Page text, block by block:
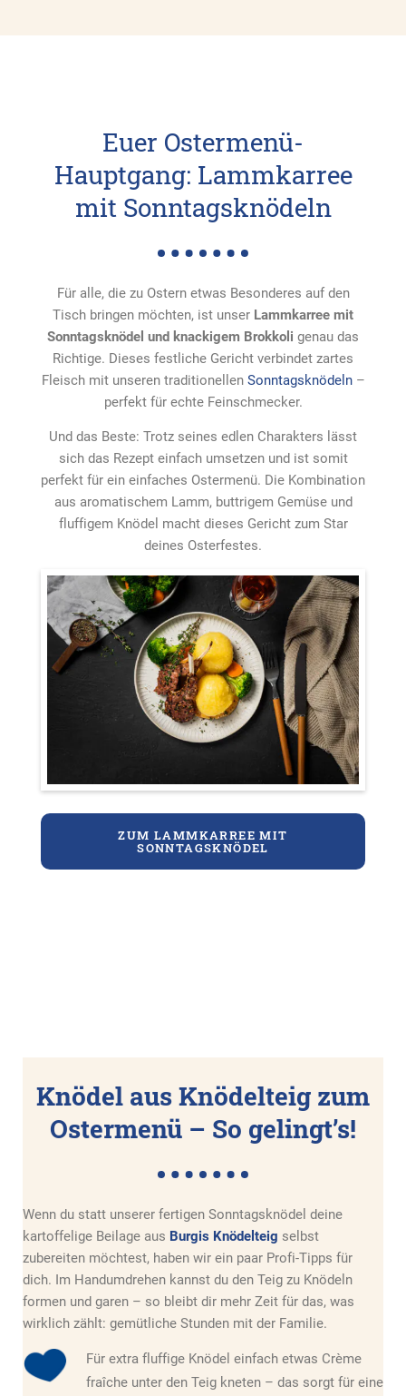
Euer Ostermenü-
Hauptgang: Lammkarree
mit Sonntagsknödeln
Für alle, die zu Ostern etwas Besonderes auf den
Tisch bringen möchten, ist unser Lammkarree mit
Sonntagsknödel und knackigem Brokkoli genau das
Richtige. Dieses festliche Gericht verbindet zartes
Fleisch mit unseren traditionellen Sonntagsknödeln–
perfekt für echte Feinschmecker.
Und das Beste: Trotz seines edlen Charakters lässt
sich das Rezept einfach umsetzen und ist somit
perfekt für ein einfaches Ostermenü. Die Kombination
aus aromatischem Lamm, buttrigem Gemüse und
fluffigem Knödel macht dieses Gericht zum Star
deines Osterfestes.
ZUM LAMMKARREE MIT
SONNTAGSKNÖDEL
Knödel aus Knödelteig zum
Ostermenü – So gelingt’s!
Wenn du statt unserer fertigen Sonntagsknödel deine
kartoffelige Beilage aus Burgis Knödelteig selbst
zubereiten möchtest, haben wir ein paar Profi-Tipps für
dich. Im Handumdrehen kannst du den Teig zu Knödeln
formen und garen – so bleibt dir mehr Zeit für das, was
wirklich zählt: gemütliche Stunden mit der Familie.
Für extra fluffige Knödel einfach etwas Crème
fraîche unter den Teig kneten – das sorgt für eine